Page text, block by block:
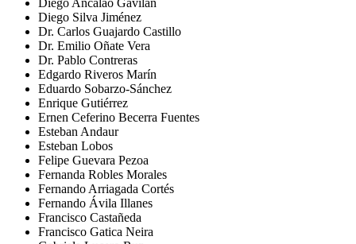
Diego Ancalao Gavilán
Diego Silva Jiménez
Dr. Carlos Guajardo Castillo
Dr. Emilio Oñate Vera
Dr. Pablo Contreras
Edgardo Riveros Marín
Eduardo Sobarzo-Sánchez
Enrique Gutiérrez
Ernen Ceferino Becerra Fuentes
Esteban Andaur
Esteban Lobos
Felipe Guevara Pezoa
Fernanda Robles Morales
Fernando Arriagada Cortés
Fernando Ávila Illanes
Francisco Castañeda
Francisco Gatica Neira